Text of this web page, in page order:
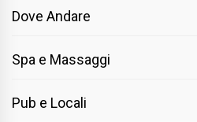
Dove Andare
Spa e Massaggi
Pub e Locali